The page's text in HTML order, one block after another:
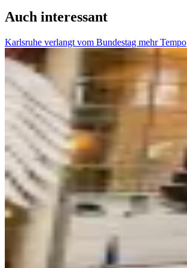
Auch interessant
Karlsruhe verlangt vom Bundestag mehr Tempo